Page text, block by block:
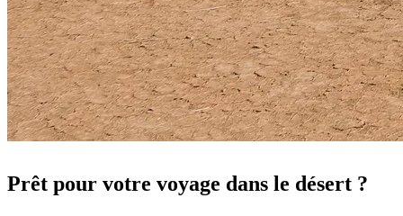
Prêt pour votre voyage dans le désert ?